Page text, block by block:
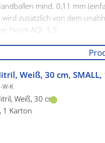
mind. 0,11 mm
wird zusätzlich von dem
Norm AQL 1.5
& Vertrieb zertifiziert nach ISO
Weiß, 30 cm, SMALL,
W-K